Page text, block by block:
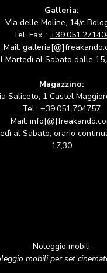
Galleria:
Via delle Moline, 14/c
Tel. Fax, :
Mail:
Martedì al Sabato dalle
Magazzino:
Saliceto, 1 Castel
Tel.: +39.051.704757
Mail:
al Sabato, orario
17,30
Noleggio mobili
mobili per set